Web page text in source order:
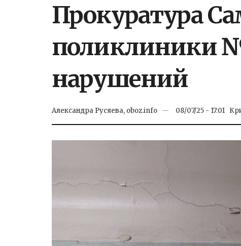
Прокуратура
поликлиники
нарушений
Александра Русяева, oboz.info 08/07/25 - 17:01